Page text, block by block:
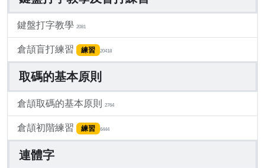
鍵盤打字教學 2081
倉頡盲打練習 練習 20418
取碼的基本原則
倉頡取碼的基本原則 2764
倉頡初階練習 練習 6444
連體字